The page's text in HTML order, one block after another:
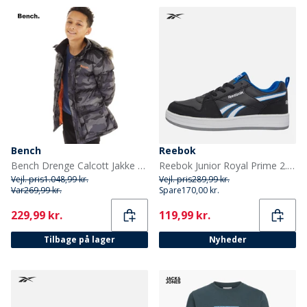
Bench
Bench Drenge Calcott Jakke Sort Digi Camo
Vejl. pris1.048,99 kr.
Var269,99 kr.
Current
229,99 kr.
Tilbage på lager
Reebok
Reebok Junior Royal Prime 2.0 Træningssko Sort/Hvid/Optimum Blue
Vejl. pris289,99 kr.
Spare170,00 kr.
Current
119,99 kr.
Nyheder